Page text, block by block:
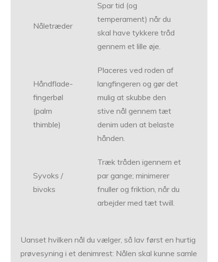
Nåletræder
Spar tid (og
temperament) når du
skal have tykkere tråd
gennem et lille øje.
Håndflade-
fingerbøl
(palm
thimble)
Placeres ved roden af
langfingeren og gør det
mulig at skubbe den
stive nål gennem tæt
denim uden at belaste
hånden.
Syvoks /
bivoks
Træk tråden igennem et
par gange; minimerer
fnuller og friktion, når du
arbejder med tæt twill.
Uanset hvilken nål du vælger, så lav først en hurtig
prøvesyning i et denimrest: Nålen skal kunne samle